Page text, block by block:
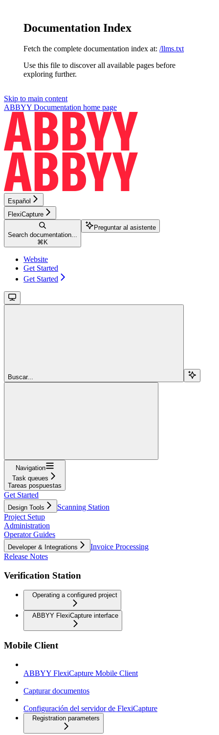
Documentation Index
Fetch the complete documentation index at: /llms.txt
Use this file to discover all available pages before
exploring further.
Skip to main content
ABBYY Documentation home page
Español
FlexiCapture
Search documentation...
⌘ K
Preguntar al asistente
Website
Get Started
Get Started
Buscar...
Navigation
Task queues
Tareas pospuestas
Get Started
Design Tools
Scanning Station
Project Setup
Administration
Operator Guides
Developer & Integrations
Invoice Processing
Release Notes
Verification Station
Operating a configured project
ABBYY FlexiCapture interface
Mobile Client
ABBYY FlexiCapture Mobile Client
Capturar documentos
Configuración del servidor de FlexiCapture
Registration parameters